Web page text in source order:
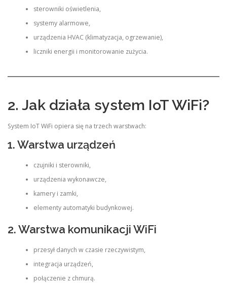
sterowniki oświetlenia,
systemy alarmowe,
urządzenia HVAC (klimatyzacja, ogrzewanie),
liczniki energii i monitorowanie zużycia.
2. Jak działa system IoT WiFi?
System IoT WiFi opiera się na trzech warstwach:
1. Warstwa urządzeń
czujniki i sterowniki,
urządzenia wykonawcze,
kamery i zamki,
elementy automatyki budynkowej.
2. Warstwa komunikacji WiFi
przesył danych w czasie rzeczywistym,
integracja urządzeń,
połączenie z chmurą.